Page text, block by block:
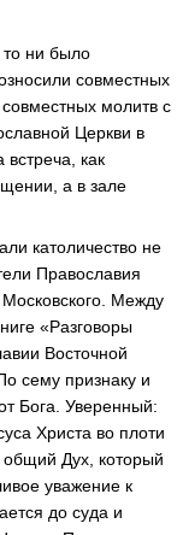
то ни было
совместных
молитв с
Церкви в
как
а в зале
католичество не
Православия
Между
«Разговоры
Восточной
сему признаку и
Бога. Уверенный:
Христа во плоти
Дух, который
уважение к
до суда и